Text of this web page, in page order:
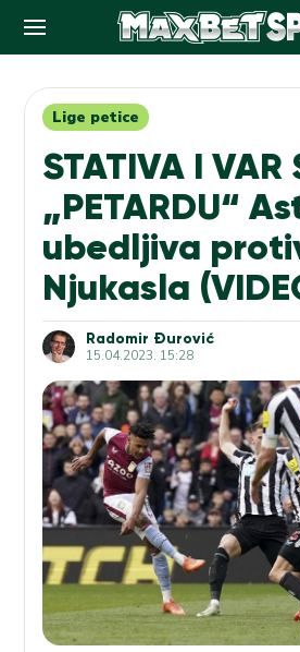
contentLige petice
STATIVA I VAR
„PETARDU“
ubedljiva
Njukasla
Radomir Đurović
15.04.2023. 15:28